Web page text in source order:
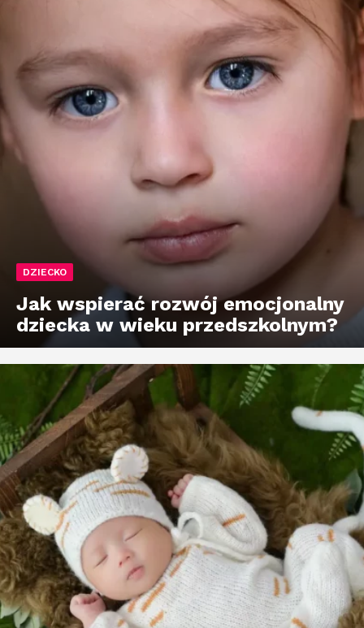
DZIECKO
Jak wspierać rozwój emocjonalny
dziecka w wieku przedszkolnym?